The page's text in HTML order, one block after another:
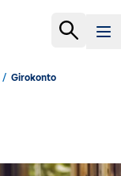
Girokonto